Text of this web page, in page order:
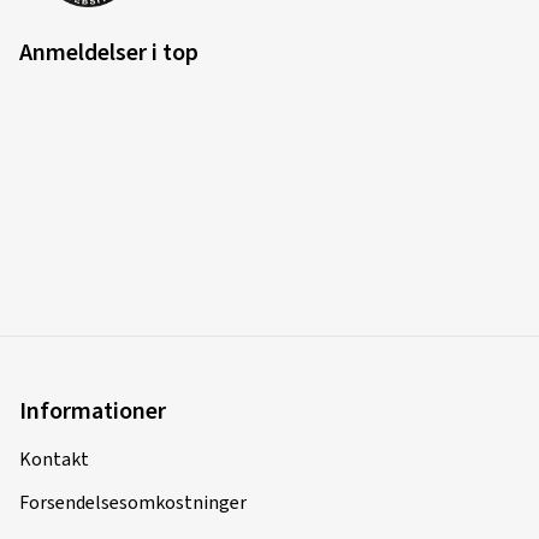
Anmeldelser i top
Informationer
Kontakt
Forsendelsesomkostninger